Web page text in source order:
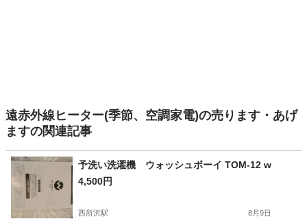
遠赤外線ヒーター(季節、空調家電)の売ります・あげ
ますの関連記事
予洗い洗濯機 ウォッシュボーイ TOM-12 w
4,500円
西所沢駅 8月9日